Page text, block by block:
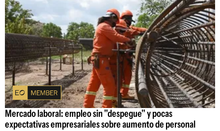
Mercado laboral: empleo sin "despegue" y pocas
expectativas empresariales sobre aumento de personal